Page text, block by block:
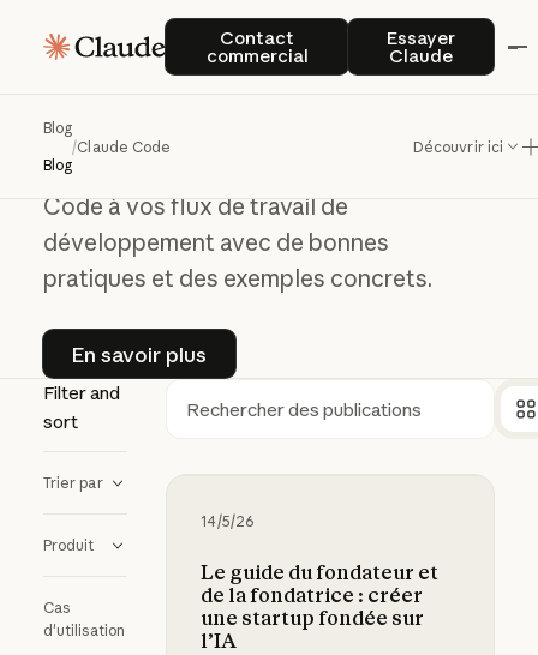
Contact
commercial
Contact commercialEssayer
Claude
Essayer
Blog
Blog
/Claude Code Découvrir ici
Claude Code
ClaudeCode
Comprendre comment intégrer Claude
Code à vos flux de travail de
développement avec de bonnes
pratiques et des exemples concrets.
En savoir plus
En savoir plus
Filter and
sort
Trier par
Produit
Cas
d'utilisation
14/5/26
Le guide du fondateur et
de la fondatrice : créer
une startup fondée sur
l’IA
Le guide du fondateur et de la